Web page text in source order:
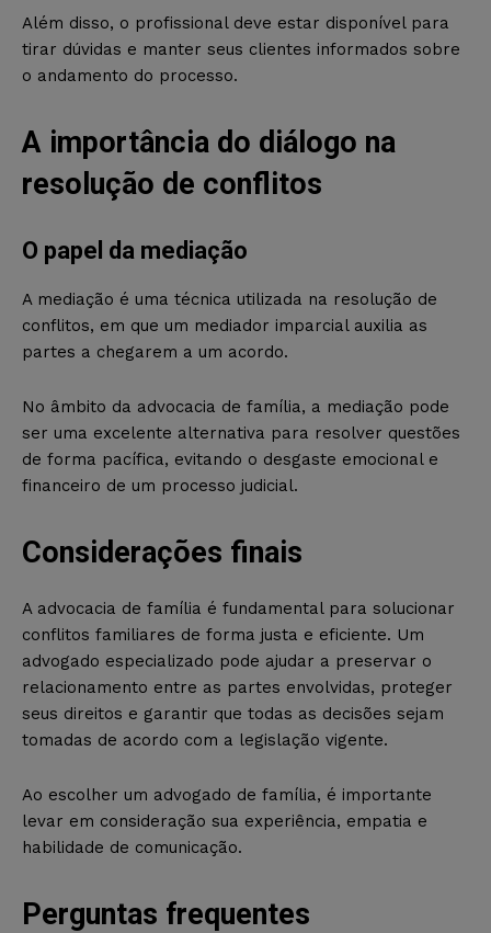
Além disso, o profissional deve estar disponível para
tirar dúvidas e manter seus clientes informados sobre
o andamento do processo.
A importância do diálogo na
resolução de conflitos
O papel da mediação
A mediação é uma técnica utilizada na resolução de
conflitos, em que um mediador imparcial auxilia as
partes a chegarem a um acordo.
No âmbito da advocacia de família, a mediação pode
ser uma excelente alternativa para resolver questões
de forma pacífica, evitando o desgaste emocional e
financeiro de um processo judicial.
Considerações finais
A advocacia de família é fundamental para solucionar
conflitos familiares de forma justa e eficiente. Um
advogado especializado pode ajudar a preservar o
relacionamento entre as partes envolvidas, proteger
seus direitos e garantir que todas as decisões sejam
tomadas de acordo com a legislação vigente.
Ao escolher um advogado de família, é importante
levar em consideração sua experiência, empatia e
habilidade de comunicação.
Perguntas frequentes